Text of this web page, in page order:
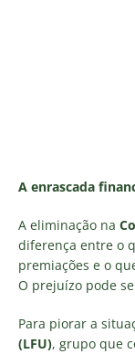
A enrascada
A eliminação na
diferença entre o
premiações e o
O prejuízo pode
Para piorar a
(LFU), grupo que